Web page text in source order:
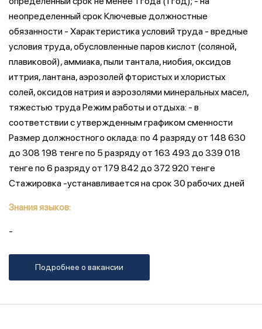
неопределенный срок Ключевые должностные
обязанности - Характеристика условий труда - вредные
условия труда, обусловленные паров кислот (соляной,
плавиковой), аммиака, пыли тантала, ниобия, оксидов
иттрия, лантана, аэрозолей фтористых и хлористых
солей, оксидов натрия и аэрозолями минеральных масел,
тяжестью труда Режим работы и отдыха: - в
соответствии с утвержденным графиком сменности
Размер должностного оклада: по 4 разряду от 148 630
до 308 198 тенге по 5 разряду от 163 493 до 339 018
тенге по 6 разряду от 179 842 до 372 920 тенге
Стажировка -устанавливается на срок 30 рабочих дней
Знания языков:
-
Подробнее о вакансии